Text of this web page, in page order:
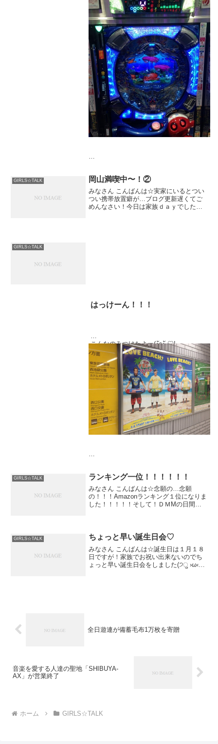
大海打ってきたよ！！
雨だし運がわるかったのかしら。。
最後は質問お返事☆
Twitterもやってるから、
そっちもよろしくね(｡•`ω´•｡)ゞ
明日はダンスレッスンだー！
がんばるぞーっ！！！
GIRLS☆TALK 岡山満喫中〜！②
みなさん こんばんは☆実家にいるとつい
つい携帯放置癖が…ブログ更新遅くてご
めんなさい！今日は家族ｄａｙでした。
GIRLS☆TALK
はっけーん！！！
こんなのみつけたよー(･ัε･ั ♡!
明日はお仕事だー。
ねないとだーっ(つω⊂)
いいゆめみてね♡♡♡
GIRLS☆TALK ランキング一位！！！！！！
みなさん こんばんは☆念願の…念願
の！！！Amazonランキング１位になりま
した！！！！！そして！ＤＭMの日間ア
GIRLS☆TALK ちょっと早い誕生日会♡
みなさん こんばんは☆誕生日は１月１８
日ですが！家族でお祝い出来ないのでち
ょっと早い誕生日会をしました(੭ु ›ω‹
全日遊連が備蓄毛布1万枚を寄贈
音楽を愛する人達の聖地「SHIBUYA-
AX」が営業終了
ホーム GIRLS☆TALK